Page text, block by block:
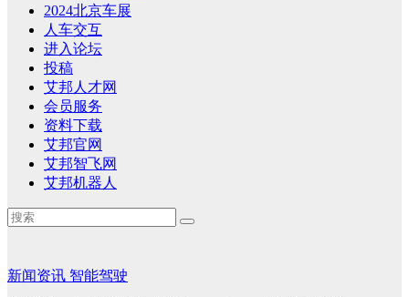
2024北京车展
人车交互
进入论坛
投稿
艾邦人才网
会员服务
资料下载
艾邦官网
艾邦智飞网
艾邦机器人
新闻资讯 智能驾驶